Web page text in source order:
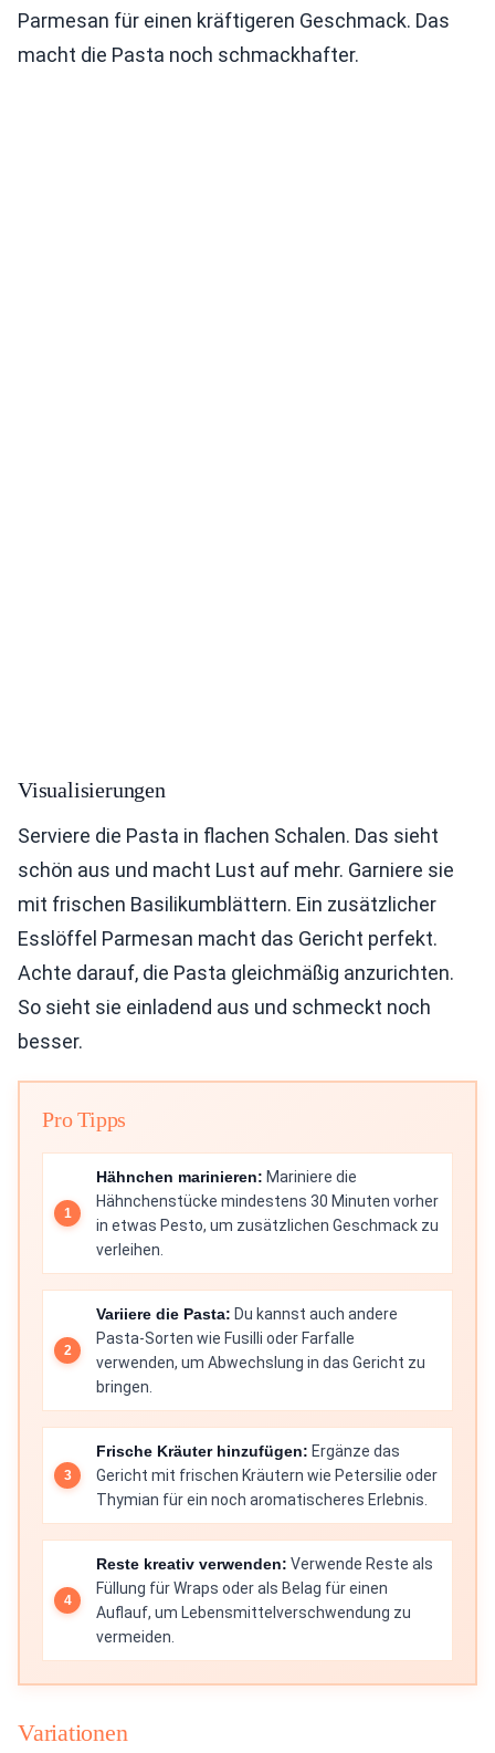
Parmesan für einen kräftigeren Geschmack. Das
macht die Pasta noch schmackhafter.
Visualisierungen
Serviere die Pasta in flachen Schalen. Das sieht
schön aus und macht Lust auf mehr. Garniere sie
mit frischen Basilikumblättern. Ein zusätzlicher
Esslöffel Parmesan macht das Gericht perfekt.
Achte darauf, die Pasta gleichmäßig anzurichten.
So sieht sie einladend aus und schmeckt noch
besser.
Pro Tipps
Hähnchen marinieren: Mariniere die
Hähnchenstücke mindestens 30 Minuten vorher
in etwas Pesto, um zusätzlichen Geschmack zu
verleihen.
Variiere die Pasta: Du kannst auch andere
Pasta-Sorten wie Fusilli oder Farfalle
verwenden, um Abwechslung in das Gericht zu
bringen.
Frische Kräuter hinzufügen: Ergänze das
Gericht mit frischen Kräutern wie Petersilie oder
Thymian für ein noch aromatischeres Erlebnis.
Reste kreativ verwenden: Verwende Reste als
Füllung für Wraps oder als Belag für einen
Auflauf, um Lebensmittelverschwendung zu
vermeiden.
Variationen